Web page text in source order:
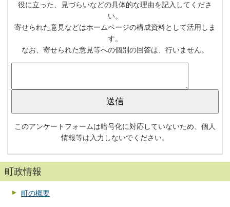
役に立った、見づらいなどの具体的な理由を記入してくださ
い。
寄せられた意見などはホームページの構成資料として活用しま
す。
なお、寄せられた意見等への個別の回答は、行いません。
このアンケートフォームは暗号化に対応していないため、個人
情報等は入力しないでください。
町政情報
町の概要